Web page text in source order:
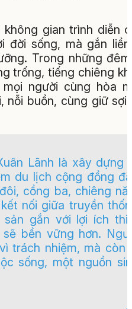
gian trình diễn
đời sống, mà gắn
Trong những
trống, tiếng chiêng
người cùng hòa
nỗi buồn, cùng giữ sợi
Lãnh là xây dựng
du lịch cộng đồng
cồng ba, chiêng
nối giữa truyền
gắn với lợi ích
bền vững hơn.
trách nhiệm, mà còn
sống, một nguồn